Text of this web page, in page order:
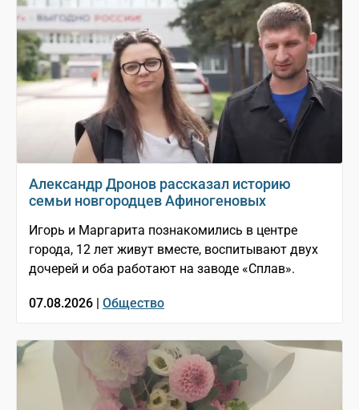
Александр Дронов рассказал историю
семьи новгородцев Афиногеновых
Игорь и Маргарита познакомились в центре
города, 12 лет живут вместе, воспитывают двух
дочерей и оба работают на заводе «Сплав».
07.08.2026 | Общество